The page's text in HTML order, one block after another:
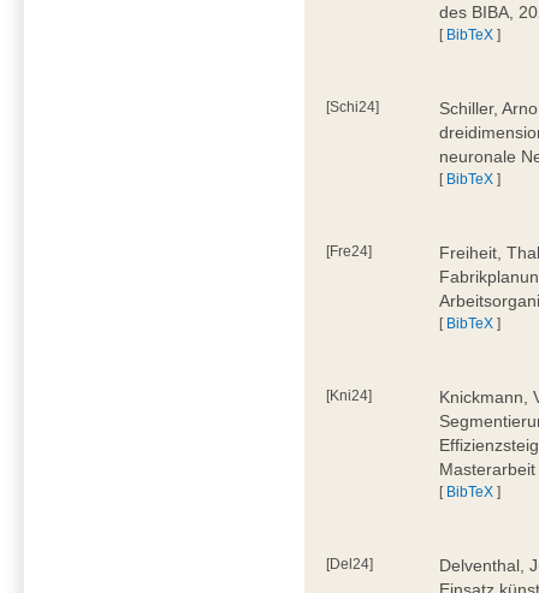
des BIBA,
[ BibTeX ]
[Schi24]
Schiller,
neuronale
[ BibTeX ]
[Fre24]
Freiheit,
[ BibTeX ]
[Kni24]
Knickmann,
[ BibTeX ]
[Del24]
Delventhal,
Einsatz